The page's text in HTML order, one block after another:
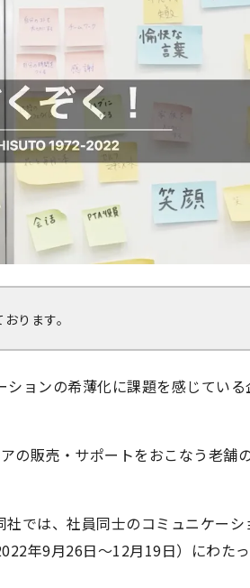
ります。
ョンの希薄化に課題を感じている
の販売・サポートをおこなう老舗
では、社員同士のコミュニケーシ
年9月26日～12月19日）にわた